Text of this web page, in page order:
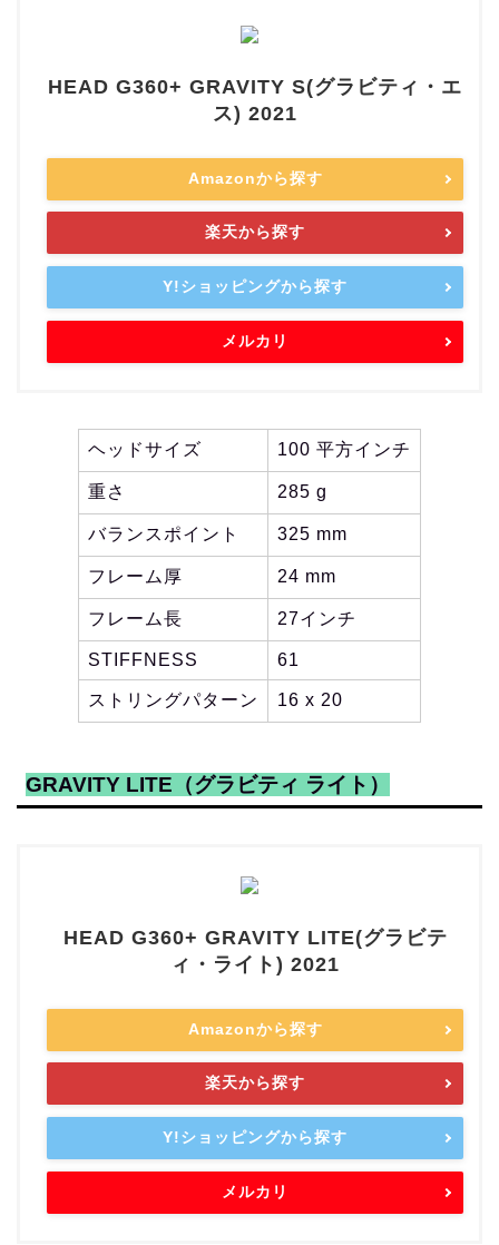
HEAD G360+ GRAVITY S(グラビティ・エ
ス) 2021
Amazonから探す
楽天から探す
Y!ショッピングから探す
メルカリ
ヘッドサイズ 100 平方インチ
重さ 285 g
バランスポイント 325 mm
フレーム厚 24 mm
フレーム長 27インチ
STIFFNESS 61
ストリングパターン 16 x 20
GRAVITY LITE（グラビティ ライト）
HEAD G360+ GRAVITY LITE(グラビテ
ィ・ライト) 2021
Amazonから探す
楽天から探す
Y!ショッピングから探す
メルカリ